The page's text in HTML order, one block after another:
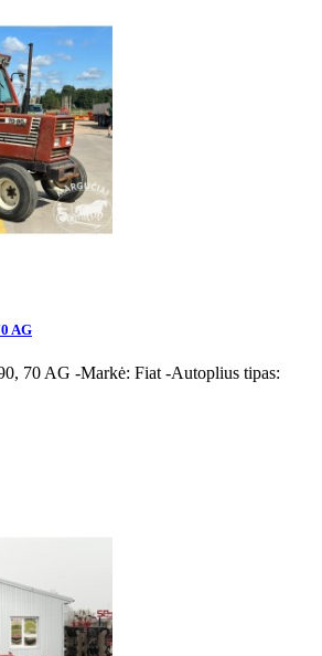
AG
70 AG -Markė: Fiat -Autoplius tipas: